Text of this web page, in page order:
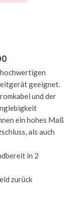
geeignet.
und der
ein hohes Maß
als auch
in 2
zurück